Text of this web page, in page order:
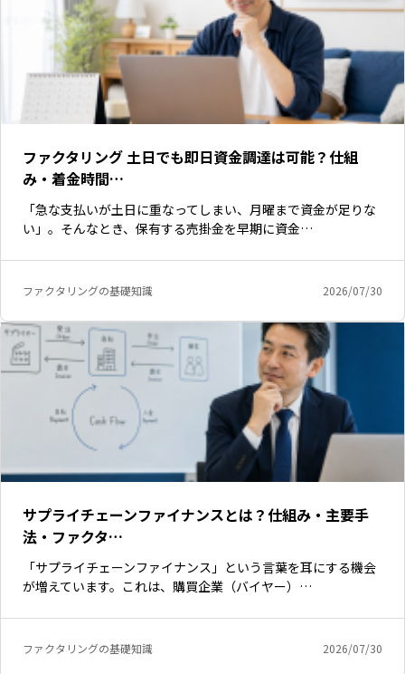
ファクタリング 土日でも即日資金調達は可能？仕組
み・着金時間…
「急な支払いが土日に重なってしまい、月曜まで資金が足りな
い」。そんなとき、保有する売掛金を早期に資金…
ファクタリングの基礎知識 2026/07/30
サプライチェーンファイナンスとは？仕組み・主要手
法・ファクタ…
「サプライチェーンファイナンス」という言葉を耳にする機会
が増えています。これは、購買企業（バイヤー）…
ファクタリングの基礎知識 2026/07/30